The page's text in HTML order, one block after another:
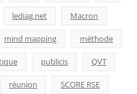
lediag.net Macron
mind mapping méthode
publicis QVT
réunion SCORE RSE